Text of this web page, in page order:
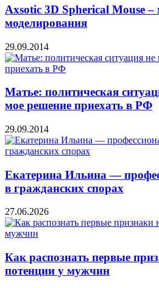
Axsotic 3D Spherical Mouse
моделирования
29.09.2014
Матье: политическая
мое решение приехать в РФ
29.09.2014
Екатерина Ильина —
в гражданских спорах
27.06.2026
Как распознать первые
потенции у мужчин